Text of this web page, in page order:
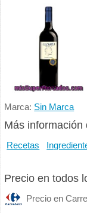
Marca: Sin Marca
Más información
Recetas
Precio en todos
Precio en